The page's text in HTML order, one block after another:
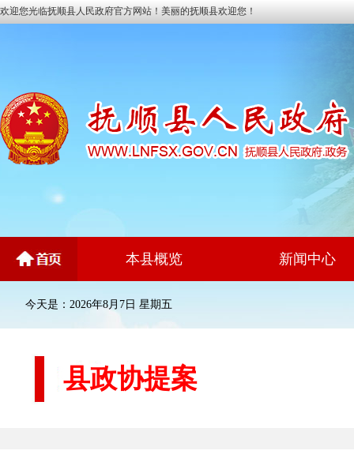
欢迎您光临抚顺县人民政府官方网站！美丽的抚顺县欢迎您！
本县概览 新闻中心
今天是：2026年8月7日 星期五
县政协提案